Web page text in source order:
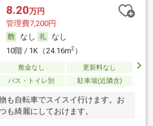
8.20万円
管理費7,200円
なし
なし
10階 / 1K（24.16m2）
敷金なし
更新料なし
バス・トイレ別 駐車場(近隣含)
も自転車でスイスイ行けます。お
も綺麗にしておけます。